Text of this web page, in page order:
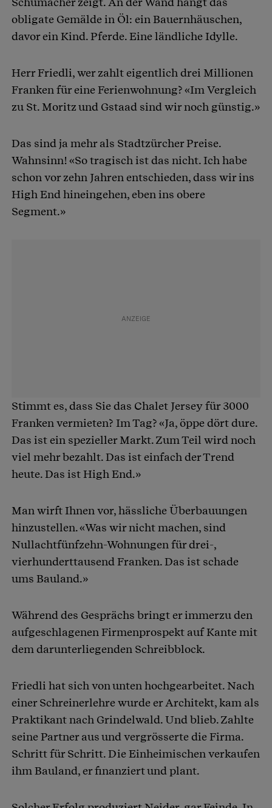
obligate Gemälde in Öl: ein Bauernhäuschen,
davor ein Kind. Pferde. Eine ländliche Idylle.
Herr Friedli, wer zahlt eigentlich drei Millionen
Franken für eine Ferienwohnung? «Im Vergleich
zu St. Moritz und Gstaad sind wir noch günstig.»
Das sind ja mehr als Stadtzürcher Preise.
Wahnsinn! «So tragisch ist das nicht. Ich habe
schon vor zehn Jahren entschieden, dass wir ins
High End hineingehen, eben ins obere
Segment.»
Stimmt es, dass Sie das Chalet Jersey für 3000
Franken vermieten? Im Tag? «Ja, öppe dört dure.
Das ist ein spezieller Markt. Zum Teil wird noch
viel mehr bezahlt. Das ist einfach der Trend
heute. Das ist High End.»
Man wirft Ihnen vor, hässliche Überbauungen
hinzustellen. «Was wir nicht machen, sind
Nullachtfünfzehn-Wohnungen für drei-,
vierhunderttausend Franken. Das ist schade
ums Bauland.»
Während des Gesprächs bringt er immerzu den
aufgeschlagenen Firmenprospekt auf Kante mit
dem darunterliegenden Schreibblock.
Friedli hat sich von unten hochgearbeitet. Nach
einer Schreinerlehre wurde er Architekt, kam als
Praktikant nach Grindelwald. Und blieb. Zahlte
seine Partner aus und vergrösserte die Firma.
Schritt für Schritt. Die Einheimischen verkaufen
ihm Bauland, er finanziert und plant.